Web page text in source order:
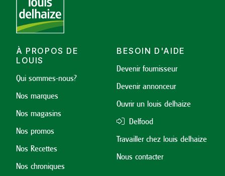
À PROPOS DE
LOUIS
Qui sommes-nous?
Nos marques
Nos magasins
Nos promos
Nos Recettes
Nos chroniques
BESOIN D'AIDE
Devenir fournisseur
Devenir annonceur
Ouvrir un louis delhaize
Delfood
Travailler chez louis delhaize
Nous contacter